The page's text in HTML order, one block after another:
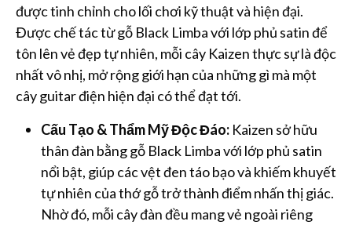
được tinh chỉnh cho lối chơi kỹ thuật và hiện đại.
Được chế tác từ gỗ Black Limba với lớp phủ satin để
tôn lên vẻ đẹp tự nhiên, mỗi cây Kaizen thực sự là độc
nhất vô nhị, mở rộng giới hạn của những gì mà một
cây guitar điện hiện đại có thể đạt tới.
Cấu Tạo & Thẩm Mỹ Độc Đáo: Kaizen sở hữu
thân đàn bằng gỗ Black Limba với lớp phủ satin
nổi bật, giúp các vệt đen táo bạo và khiếm khuyết
tự nhiên của thớ gỗ trở thành điểm nhấn thị giác.
Nhờ đó, mỗi cây đàn đều mang vẻ ngoài riêng